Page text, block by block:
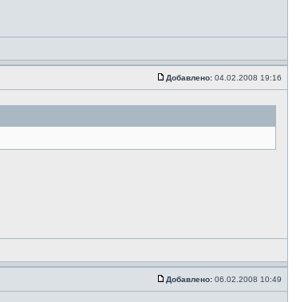
Добавлено: 04.02.2008 19:16
Добавлено: 06.02.2008 10:49